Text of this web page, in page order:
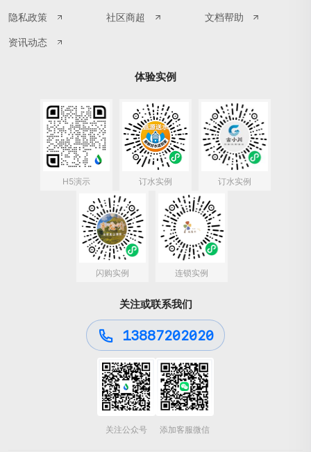
隐私政策
资讯动态
社区商超 文档帮助
体验实例
H5演示 订水实例 订水实例
闪购实例 连锁实例
关注或联系我们
13887202020
关注公众号 添加客服微信